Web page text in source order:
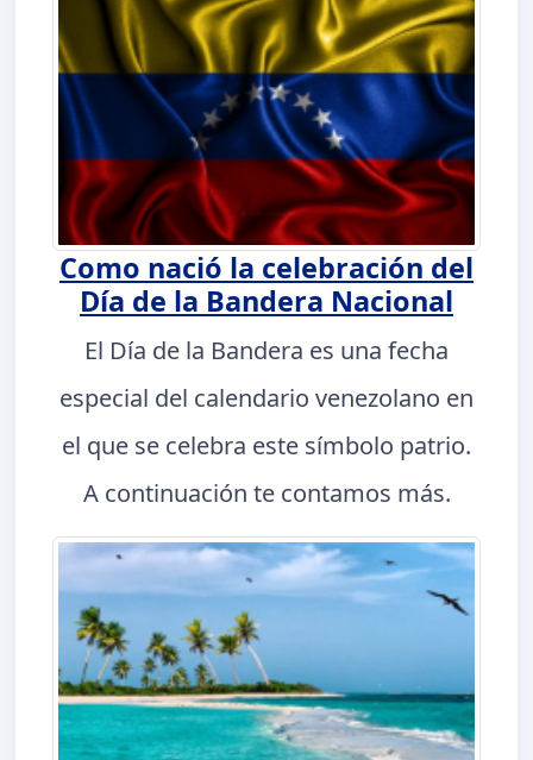
Como nació la celebración del
Día de la Bandera Nacional
El Día de la Bandera es una fecha
especial del calendario venezolano en
el que se celebra este símbolo patrio.
A continuación te contamos más.